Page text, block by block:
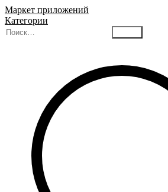
Маркет приложений
Категории